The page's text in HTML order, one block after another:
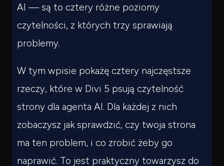
AI — są to cztery różne poziomy
czytelności, z których trzy sprawiają
problemy.
W tym wpisie pokażę cztery najczęstsze
rzeczy, które w Divi 5 psują czytelność
strony dla agenta AI. Dla każdej z nich
zobaczysz jak sprawdzić, czy twoja strona
ma ten problem, i co zrobić żeby go
naprawić. To jest praktyczny towarzysz do